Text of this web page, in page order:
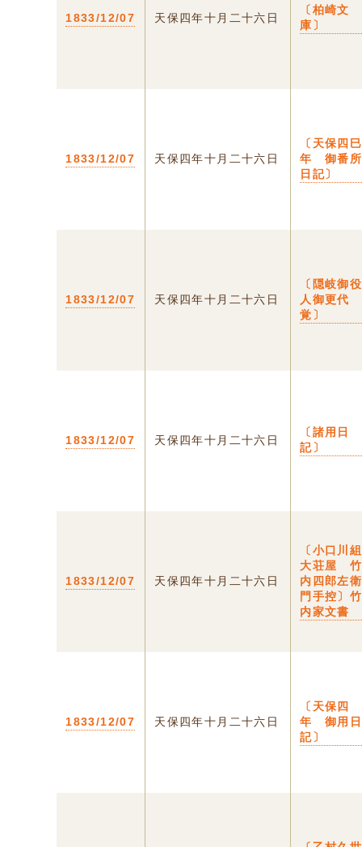
1833/12/07 天保四年十月二十六日
〔柏崎文
庫〕
1833/12/07 天保四年十月二十六日
〔天保四巳
年 御番所
日記〕
1833/12/07 天保四年十月二十六日
〔隠岐御役
人御更代
覚〕
1833/12/07 天保四年十月二十六日
〔諸用日
記〕
1833/12/07 天保四年十月二十六日
〔小口川組
大荘屋 竹
内四郎左衛
門手控〕竹
内家文書
1833/12/07 天保四年十月二十六日
〔天保四
年 御用日
記〕